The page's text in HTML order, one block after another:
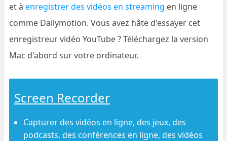
et àenregistrer des vidéos en streaming en ligne
comme Dailymotion. Vous avez hâte d'essayer cet
enregistreur vidéo YouTube ? Téléchargez la version
Mac d'abord sur votre ordinateur.
Screen Recorder
Capturer des vidéos en ligne, des jeux, des
podcasts, des conférences en ligne, des vidéos